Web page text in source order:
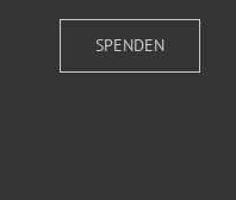
SPENDEN